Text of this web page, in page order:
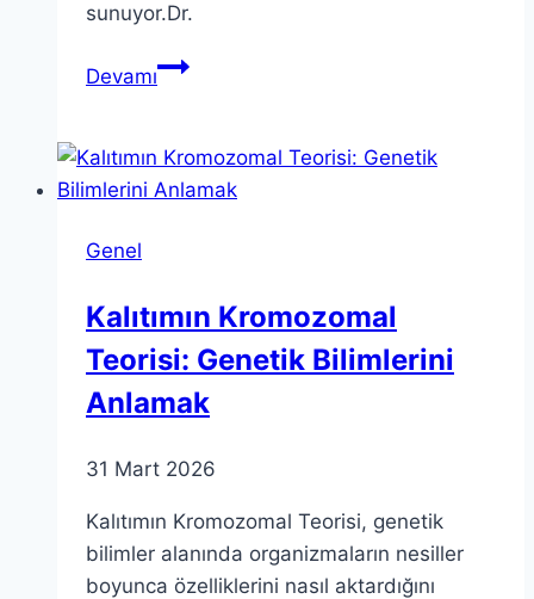
sunuyor.Dr.
DevamıYoga
Teori:
Yeni
Genel
Kalıtımın Kromozomal
Teorisi: Genetik Bilimlerini
Anlamak
31 Mart 2026
Kalıtımın Kromozomal Teorisi, genetik
bilimler alanında organizmaların nesiller
boyunca özelliklerini nasıl aktardığını